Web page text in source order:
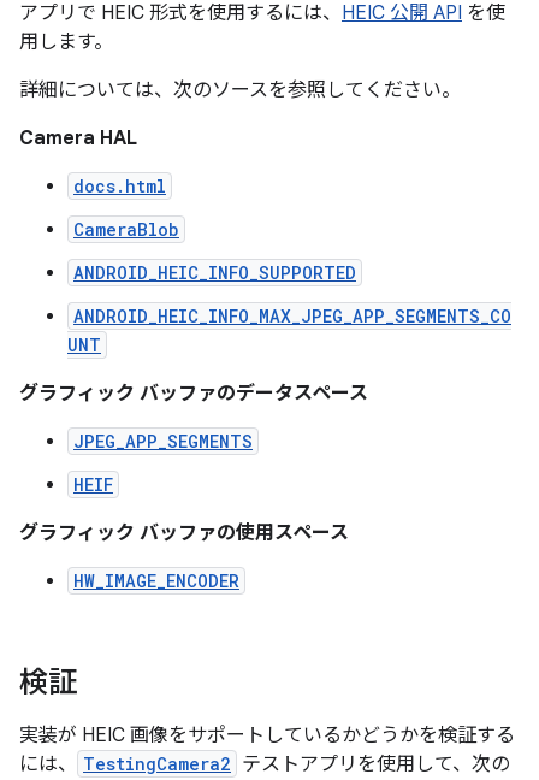
アプリで HEIC 形式を使用するには、 HEIC 公開 API を使
用します。
詳細については、次のソースを参照してください。
Camera HAL
docs.html
CameraBlob
ANDROID_HEIC_INFO_SUPPORTED
ANDROID_HEIC_INFO_MAX_JPEG_APP_SEGMENTS_CO
UNT
グラフィック バッファのデータスペース
JPEG_APP_SEGMENTS
HEIF
グラフィック バッファの使用スペース
HW_IMAGE_ENCODER
検証
実装が HEIC 画像をサポートしているかどうかを検証する
には、
TestingCamera2 テストアプリを使用して、次の